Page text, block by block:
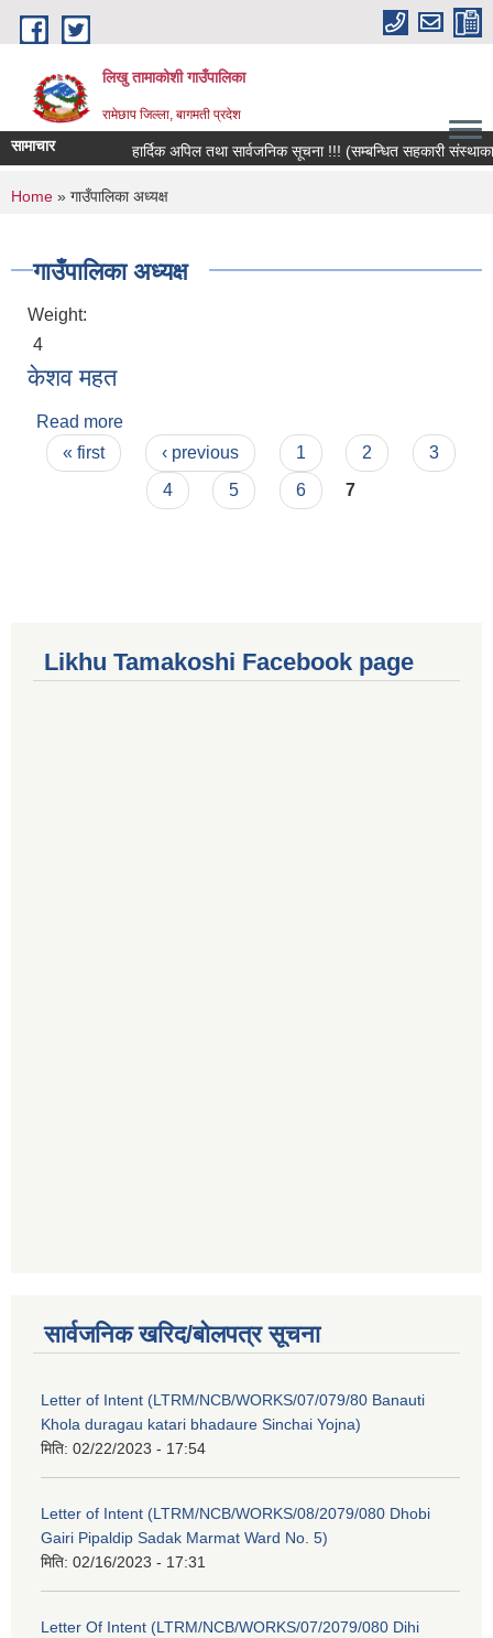
Skip to main content
लिखु तामाकोशी गाउँपालिका
रामेछाप जिल्ला, बागमती प्रदेश
सामाचार हार्दिक अपिल तथा सार्वजनिक सूचना !!! (सम्बन्धित सहकारी संस्थाका
You are here
Home » गाउँपालिका अध्यक्ष
गाउँपालिका अध्यक्ष
Weight:
4
केशव महत
Read more
Pages
« first ‹ previous 1 2
3
4
5 6 7
Likhu Tamakoshi Facebook page
सार्वजनिक खरिद/बोलपत्र सूचना
Letter of Intent (LTRM/NCB/WORKS/07/079/80 Banauti
Khola duragau katari bhadaure Sinchai Yojna)
मिति: 02/22/2023 - 17:54
Letter of Intent (LTRM/NCB/WORKS/08/2079/080 Dhobi
Gairi Pipaldip Sadak Marmat Ward No. 5)
मिति: 02/16/2023 - 17:31
Letter Of Intent (LTRM/NCB/WORKS/07/2079/080 Dihi